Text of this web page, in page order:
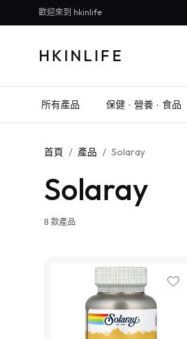
歡迎來到 hkinlife
HKINLIFE
所有產品 保健 · 營養 · 食品
首頁 / 產品 / Solaray
Solaray
8 款產品